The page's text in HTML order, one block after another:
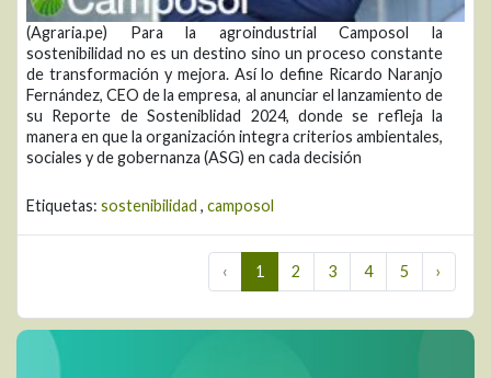
(Agraria.pe) Para la agroindustrial Camposol la
sostenibilidad no es un destino sino un proceso constante
de transformación y mejora. Así lo define Ricardo Naranjo
Fernández, CEO de la empresa, al anunciar el lanzamiento de
su Reporte de Sosteniblidad 2024, donde se refleja la
manera en que la organización integra criterios ambientales,
sociales y de gobernanza (ASG) en cada decisión
Etiquetas: sostenibilidad , camposol
‹ 1 2 3 4 5 ›